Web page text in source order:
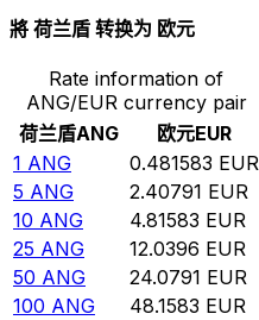
將 荷兰盾 转换为 欧元
Rate information of
ANG/EUR currency pair
荷兰盾ANG 欧元EUR
1 ANG 0.481583 EUR
5 ANG 2.40791 EUR
10 ANG 4.81583 EUR
25 ANG 12.0396 EUR
50 ANG 24.0791 EUR
100 ANG 48.1583 EUR